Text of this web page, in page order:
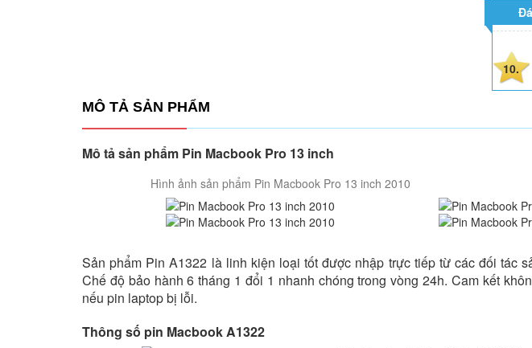
10.
MÔ TẢ SẢN PHẨM
Mô tả sản phẩm Pin Macbook Pro 13 inch
Hình ảnh sản phẩm Pin Macbook Pro 13 inch 2010
Sản phẩm Pin A1322 là linh kiện loại tốt được nhập trực tiếp từ các đối tác
Chế độ bảo hành 6 tháng 1 đổi 1 nhanh chóng trong vòng 24h. Cam kết
nếu pin laptop bị lỗi.
Thông số pin Macbook A1322